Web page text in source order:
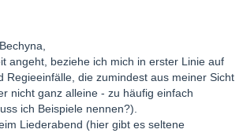
angeht, beziehe ich mich in erster Linie auf
Regieeinfälle, die zumindest aus meiner Sicht
nicht ganz alleine - zu häufig einfach
ich Beispiele nennen?).
Liederabend (hier gibt es seltene